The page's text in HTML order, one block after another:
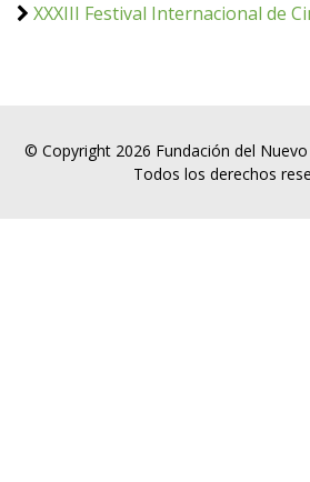
XXXIII Festival Internacional de
© Copyright 2026 Fundación del
Todos los derechos